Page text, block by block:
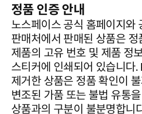
정품 인증 안내
노스페이스 공식 홈페이지와
판매처에서 판매된 상품은 정
제품의 고유 번호 및 제품 정
스티커에 인쇄되어 있습니다.
제거한 상품은 정품 확인이 불
변조된 가품 또는 불법 유통
상품과의 구분이 불분명합니